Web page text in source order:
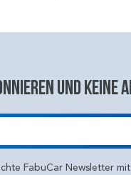
und keine
FabuCar Newsletter